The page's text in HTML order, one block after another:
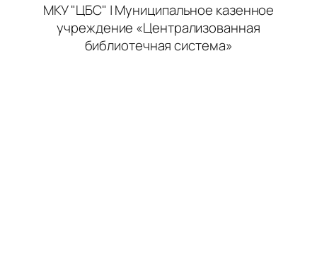
МКУ "ЦБС" | Муниципальное казенное
учреждение «Централизованная
библиотечная система»